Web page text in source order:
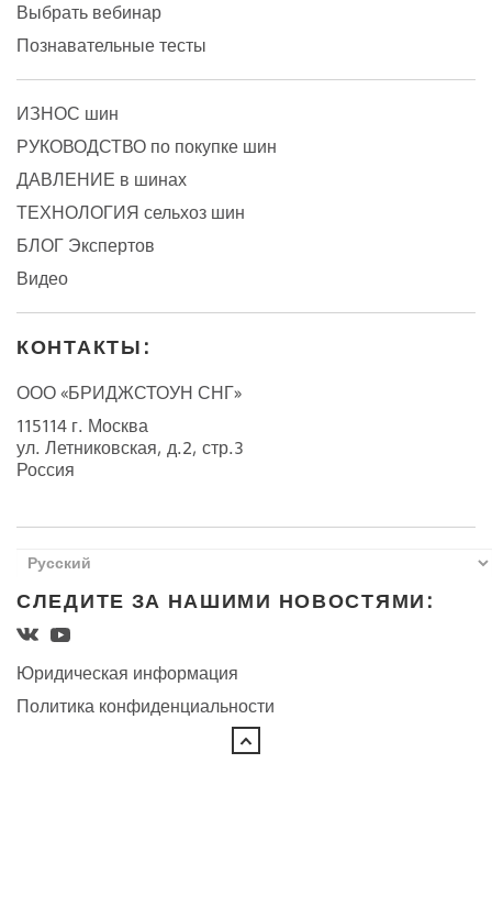
Выбрать вебинар
Познавательные тесты
ИЗНОС шин
РУКОВОДСТВО по покупке шин
ДАВЛЕНИЕ в шинах
ТЕХНОЛОГИЯ сельхоз шин
БЛОГ Экспертов
Видео
КОНТАКТЫ:
ООО «БРИДЖСТОУН СНГ»
115114 г. Москва
ул. Летниковская, д.2, стр.3
Россия
СЛЕДИТЕ ЗА НАШИМИ НОВОСТЯМИ:
Юридическая информация
Политика конфиденциальности